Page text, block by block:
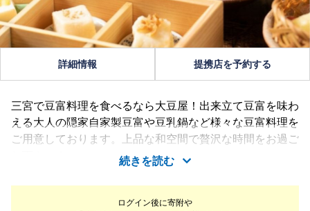
ログイン後に寄附や
詳細情報 提携店を予約する
三宮で豆富料理を食べるなら大豆屋！出来立て豆富を味わ
える大人の隠家自家製豆富や豆乳鍋など様々な豆富料理を
ご用意しております。上品な和空間で贅沢な時間をお過ご
続きを読む